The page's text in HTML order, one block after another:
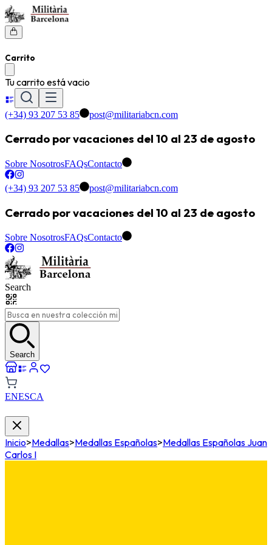
Carrito
Tu carrito está vacio
(+34) 93 207 53 85 post@militariabcn.com
Cerrado por vacaciones del 10 al 23 de agosto
Sobre NosotrosFAQsContacto
(+34) 93 207 53 85 post@militariabcn.com
Cerrado por vacaciones del 10 al 23 de agosto
Sobre NosotrosFAQsContacto
Search
Search
ENESCA
Inicio>Medallas>Medallas Españolas>Medallas Españolas Juan
Carlos I